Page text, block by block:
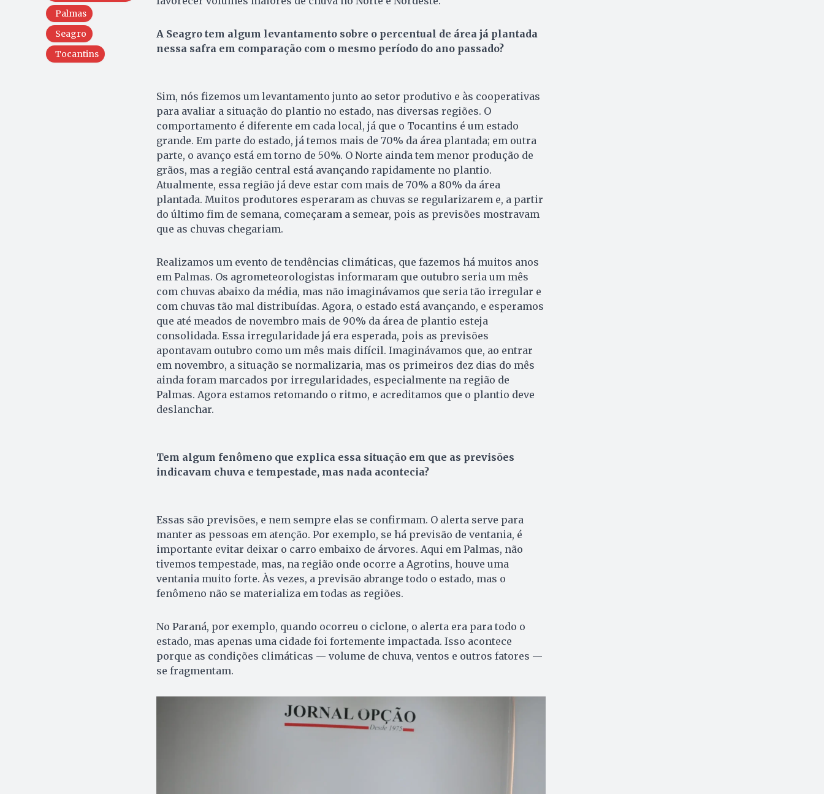
Palmas
Seagro
Tocantins
A Seagro tem algum levantamento sobre o percentual de área já plantada
nessa safra em comparação com o mesmo período do ano passado?
Sim, nós fizemos um levantamento junto ao setor produtivo e às cooperativas
para avaliar a situação do plantio no estado, nas diversas regiões. O
comportamento é diferente em cada local, já que o Tocantins é um estado
grande. Em parte do estado, já temos mais de 70% da área plantada; em outra
parte, o avanço está em torno de 50%. O Norte ainda tem menor produção de
grãos, mas a região central está avançando rapidamente no plantio.
Atualmente, essa região já deve estar com mais de 70% a 80% da área
plantada. Muitos produtores esperaram as chuvas se regularizarem e, a partir
do último fim de semana, começaram a semear, pois as previsões mostravam
que as chuvas chegariam.
Realizamos um evento de tendências climáticas, que fazemos há muitos anos
em Palmas. Os agrometeorologistas informaram que outubro seria um mês
com chuvas abaixo da média, mas não imaginávamos que seria tão irregular e
com chuvas tão mal distribuídas. Agora, o estado está avançando, e esperamos
que até meados de novembro mais de 90% da área de plantio esteja
consolidada. Essa irregularidade já era esperada, pois as previsões
apontavam outubro como um mês mais difícil. Imaginávamos que, ao entrar
em novembro, a situação se normalizaria, mas os primeiros dez dias do mês
ainda foram marcados por irregularidades, especialmente na região de
Palmas. Agora estamos retomando o ritmo, e acreditamos que o plantio deve
deslanchar.
Tem algum fenômeno que explica essa situação em que as previsões
indicavam chuva e tempestade, mas nada acontecia?
Essas são previsões, e nem sempre elas se confirmam. O alerta serve para
manter as pessoas em atenção. Por exemplo, se há previsão de ventania, é
importante evitar deixar o carro embaixo de árvores. Aqui em Palmas, não
tivemos tempestade, mas, na região onde ocorre a Agrotins, houve uma
ventania muito forte. Às vezes, a previsão abrange todo o estado, mas o
fenômeno não se materializa em todas as regiões.
No Paraná, por exemplo, quando ocorreu o ciclone, o alerta era para todo o
estado, mas apenas uma cidade foi fortemente impactada. Isso acontece
porque as condições climáticas — volume de chuva, ventos e outros fatores —
se fragmentam.